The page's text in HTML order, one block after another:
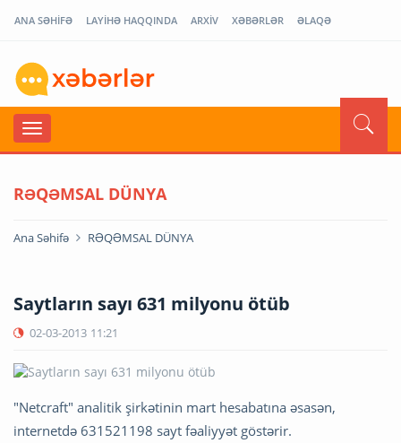
ANA SƏHİFƏ LAYİHƏ HAQQINDA ARXİV XƏBƏRLƏR ƏLAQƏ
RƏQƏMSAL DÜNYA
Ana Səhifə RƏQƏMSAL DÜNYA
Saytların sayı 631 milyonu ötüb
02-03-2013 11:21
"Netcraft" analitik şirkətinin mart hesabatına əsasən,
internetdə 631521198 sayt fəaliyyət göstərir.